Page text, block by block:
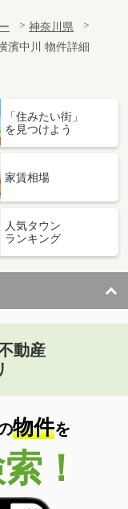
神奈川県
濱中川 物件詳細
「住みたい街」
を見つけよう
家賃相場
人気タウン
ランキング
動産
物件を
！